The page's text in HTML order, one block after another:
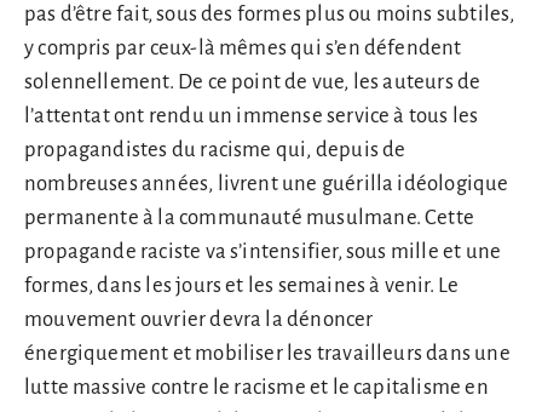
pas d’être fait, sous des formes plus ou moins subtiles,
y compris par ceux-là mêmes qui s’en défendent
solennellement. De ce point de vue, les auteurs de
l’attentat ont rendu un immense service à tous les
propagandistes du racisme qui, depuis de
nombreuses années, livrent une guérilla idéologique
permanente à la communauté musulmane. Cette
propagande raciste va s’intensifier, sous mille et une
formes, dans les jours et les semaines à venir. Le
mouvement ouvrier devra la dénoncer
énergiquement et mobiliser les travailleurs dans une
lutte massive contre le racisme et le capitalisme en